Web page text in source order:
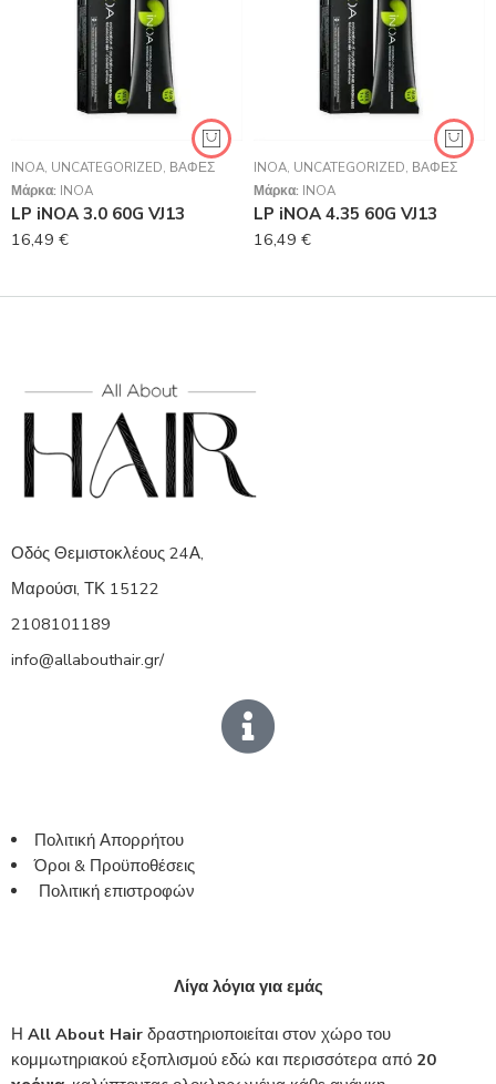
INOA, UNCATEGORIZED, ΒΑΦΈΣ
Μάρκα: INOA
LP iNOA 3.0 60G VJ13
16,49 €
INOA, UNCATEGORIZED, ΒΑΦΈΣ
Μάρκα: INOA
LP iNOA 4.35 60G VJ13
16,49 €
Οδός Θεμιστοκλέους 24Α,
Μαρούσι, ΤΚ 15122
2108101189
info@allabouthair.gr/
Πολιτική Απορρήτου
Όροι & Προϋποθέσεις
Πολιτική επιστροφών
Λίγα λόγια για εμάς
Η All About Hair δραστηριοποιείται στον χώρο του
κομμωτηριακού εξοπλισμού εδώ και περισσότερα από 20